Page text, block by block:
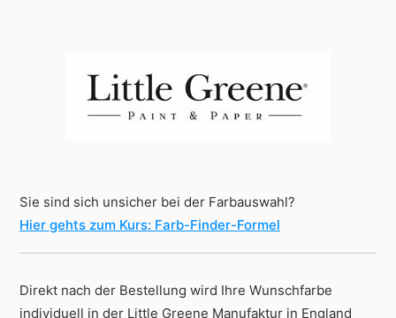
Sie sind sich unsicher bei der Farbauswahl?
Hier gehts zum Kurs: Farb-Finder-Formel
Direkt nach der Bestellung wird Ihre Wunschfarbe
individuell in der Little Greene Manufaktur in England